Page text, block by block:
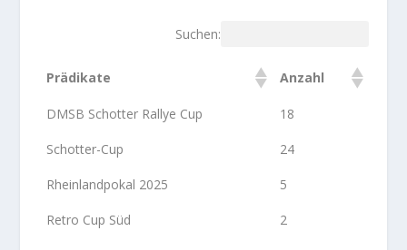
Suchen:
Prädikate Anzahl
DMSB Schotter Rallye Cup 18
Schotter-Cup 24
Rheinlandpokal 2025 5
Retro Cup Süd 2